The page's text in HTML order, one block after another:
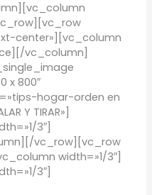
center»][vc_column
vc_column]
x 800″
hogar-orden en
Y TIRAR»]
3″]
vc_row][vc_row
width=»1/3″]
3″]